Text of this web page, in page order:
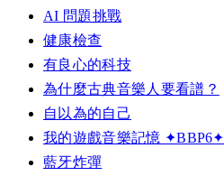
AI 問題挑戰
健康檢查
有良心的科技
為什麼古典音樂人要看譜？
自以為的自己
我的遊戲音樂記憶 ✦BBP6✦
藍牙炸彈